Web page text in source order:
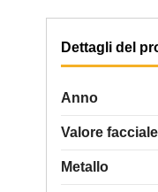
Dettagli del
Anno
Valore facciale
Metallo